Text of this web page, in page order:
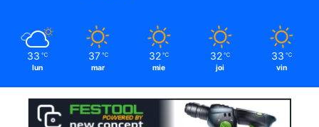
33 ℃
lun
37 ℃
mar
32 ℃
mie
32 ℃
joi
33 ℃
vin